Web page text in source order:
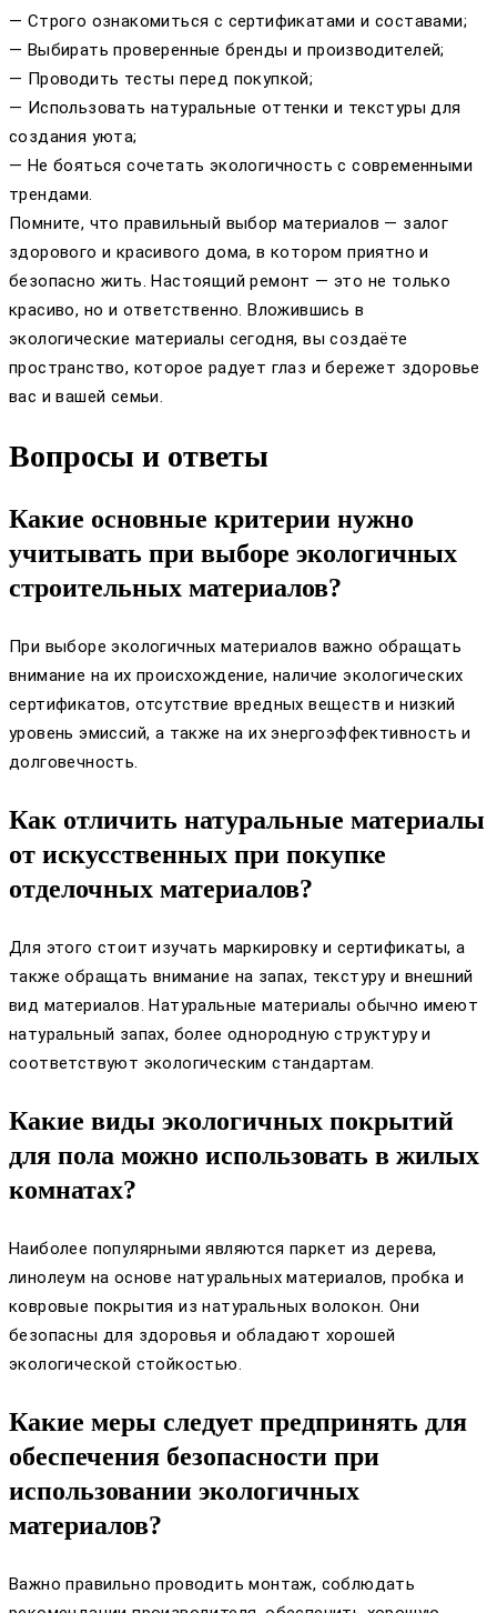
— Строго ознакомиться с сертификатами и составами;
— Выбирать проверенные бренды и производителей;
— Проводить тесты перед покупкой;
— Использовать натуральные оттенки и текстуры для
создания уюта;
— Не бояться сочетать экологичность с современными
трендами.
Помните, что правильный выбор материалов — залог
здорового и красивого дома, в котором приятно и
безопасно жить. Настоящий ремонт — это не только
красиво, но и ответственно. Вложившись в
экологические материалы сегодня, вы создаёте
пространство, которое радует глаз и бережет здоровье
вас и вашей семьи.
Вопросы и ответы
Какие основные критерии нужно
учитывать при выборе экологичных
строительных материалов?
При выборе экологичных материалов важно обращать
внимание на их происхождение, наличие экологических
сертификатов, отсутствие вредных веществ и низкий
уровень эмиссий, а также на их энергоэффективность и
долговечность.
Как отличить натуральные материалы
от искусственных при покупке
отделочных материалов?
Для этого стоит изучать маркировку и сертификаты, а
также обращать внимание на запах, текстуру и внешний
вид материалов. Натуральные материалы обычно имеют
натуральный запах, более однородную структуру и
соответствуют экологическим стандартам.
Какие виды экологичных покрытий
для пола можно использовать в жилых
комнатах?
Наиболее популярными являются паркет из дерева,
линолеум на основе натуральных материалов, пробка и
ковровые покрытия из натуральных волокон. Они
безопасны для здоровья и обладают хорошей
экологической стойкостью.
Какие меры следует предпринять для
обеспечения безопасности при
использовании экологичных
материалов?
Важно правильно проводить монтаж, соблюдать